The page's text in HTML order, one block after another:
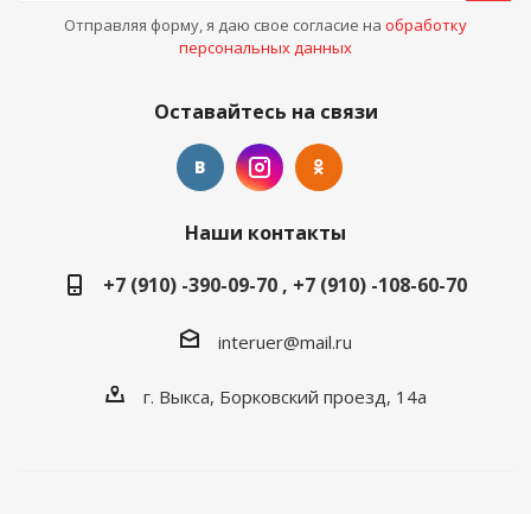
Отправляя форму, я даю свое согласие на обработку
персональных данных
Оставайтесь на связи
Наши контакты
+7 (910) -390-09-70 , +7 (910) -108-60-70
interuer@mail.ru
г. Выкса, Борковский проезд, 14а